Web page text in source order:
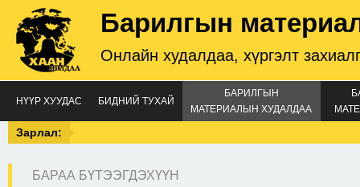
Барилгын
Онлайн худалдаа, хүргэлт
НҮҮР ХУУДАС БИДНИЙ ТУХАЙ
БАРИЛГЫН
МАТЕРИАЛЫН ХУДАЛДАА
Зарлал:
БАРАА БҮТЭЭГДЭХҮҮН